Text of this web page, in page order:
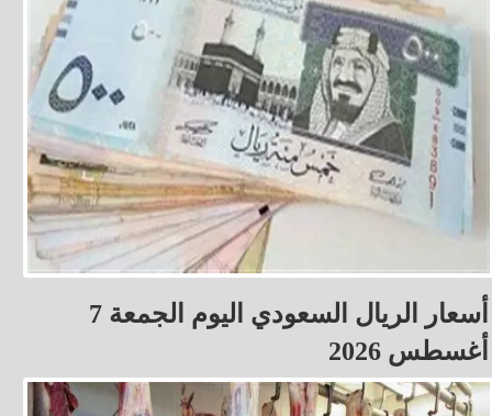
أسعار الريال السعودي اليوم الجمعة 7
أغسطس 2026